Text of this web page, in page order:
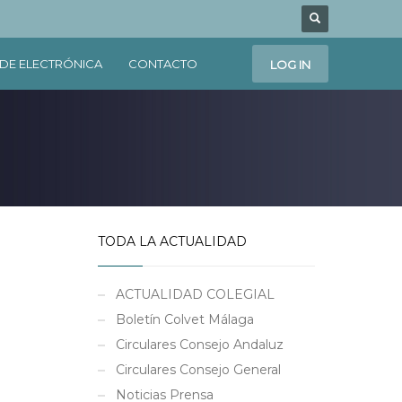
ELECTRÓNICA CONTACTO LOG IN
TODA LA ACTUALIDAD
ACTUALIDAD COLEGIAL
Boletín Colvet Málaga
Circulares Consejo Andaluz
Circulares Consejo General
Noticias Prensa